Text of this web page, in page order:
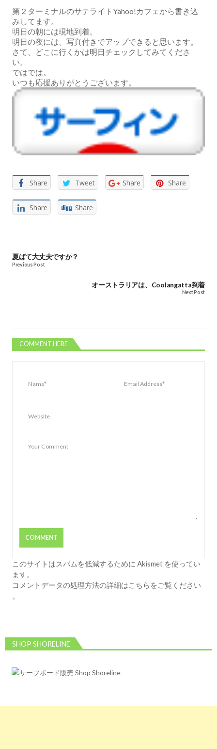
第２ターミナルのサテライトYahoo!カフェから書き込
みしてます。
明日の朝には現地到着。
明日の夜には、写真付きでアップできると思います。
さて、どこに行くかは明日チェックしてみてくださ
い。
ではでは。
いつも応援ありがとうございます。
Share Tweet Share Share
Share Share
夏ばて大丈夫ですか？
Previous Post
オーストラリアは、Coolangatta到着
Next Post
COMMENT HERE
このサイトはスパムを低減するために Akismet を使ってい
ます。
コメントデータの処理方法の詳細はこちらをご覧ください
。
SHOP SHORELINE